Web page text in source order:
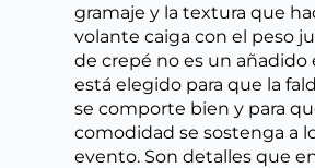
gramaje y la textura que
volante caiga con el peso
de crepé no es un añadido
está elegido para que la
se comporte bien y para
comodidad se sostenga a
evento. Son detalles que